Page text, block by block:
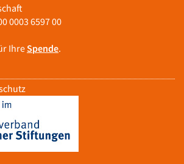
0003 6597 00
IhreSpende.